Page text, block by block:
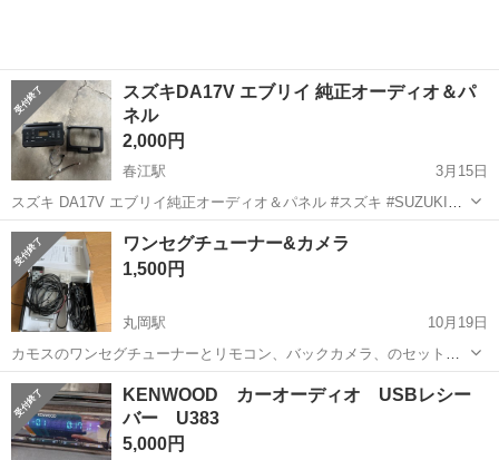
スズキDA17V エブリイ 純正オーディオ＆パ
ネル
2,000円
春江駅
3月15日
スズキ DA17V エブリイ純正オーディオ＆パネル #スズキ #SUZUKI
#DA17V #エブリイ
福井 坂井市 春江駅 カーオーディオ
ワンセグチューナー&カメラ
1,500円
丸岡駅
10月19日
カモスのワンセグチューナーとリモコン、バックカメラ、のセットで
す。 画像2は、実際にはキレイに映っています。 フィルムアンテナは
再利用品です。 他のナビと一緒に購入して頂ければ、コミコミ
¥10,000で取り付けます。
福井 坂井市
ワンセグチューナー
KENWOOD カーオーディオ USBレシー
バー U383
5,000円